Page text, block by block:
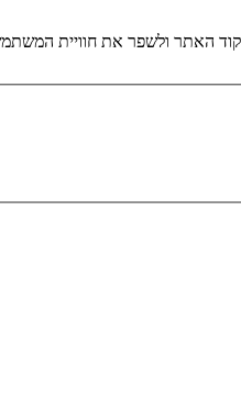
האתר ולשפר את חוויית